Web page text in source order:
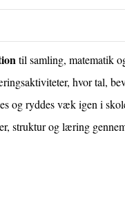
til samling, matematik
hvor tal,
og ryddes væk igen i
struktur og læring